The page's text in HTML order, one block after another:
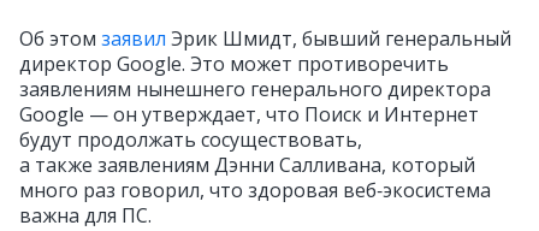
Об этом заявил Эрик Шмидт, бывший генеральный
директор Google. Это может противоречить
заявлениям нынешнего генерального директора
Google — он утверждает, что Поиск и Интернет
будут продолжать сосуществовать,
а также заявлениям Дэнни Салливана, который
много раз говорил, что здоровая веб‑экосистема
важна для ПС.